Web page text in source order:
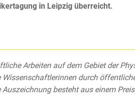
in Leipzig überreicht.
Arbeiten auf dem Gebiet der
durch
besteht aus einem